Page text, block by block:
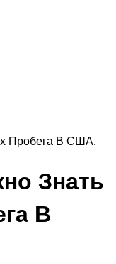
Пробега В США.
Знать
В